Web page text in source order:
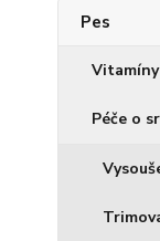
Pes
Péče o